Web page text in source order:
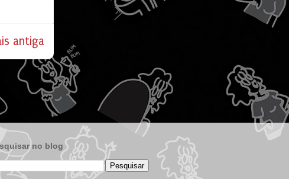
antiga
no blog